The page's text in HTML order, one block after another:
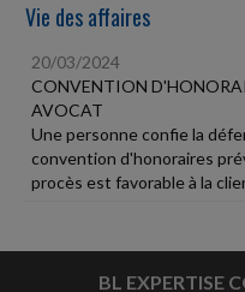
Vie des affaires
20/03/2024
CONVENTION
AVOCAT
Une personne confie la
convention d'honoraires
procès est favorable à la
BL EXPERTISE